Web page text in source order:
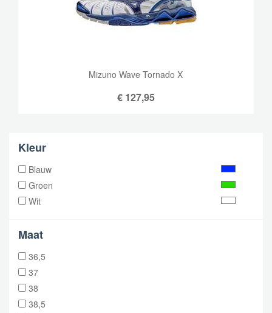
Mizuno Wave Tornado X
€ 127,95
Kleur
Blauw
Groen
Wit
Maat
36,5
37
38
38,5